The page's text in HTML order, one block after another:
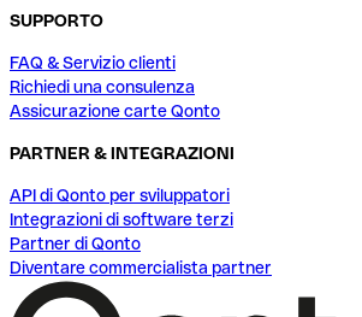
SUPPORTO
FAQ & Servizio clienti
Richiedi una consulenza
Assicurazione carte Qonto
PARTNER & INTEGRAZIONI
API di Qonto per sviluppatori
Integrazioni di software terzi
Partner di Qonto
Diventare commercialista partner